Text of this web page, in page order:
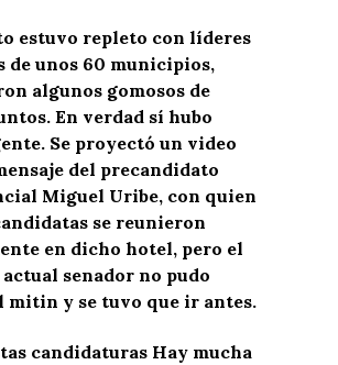
estuvo repleto con líderes
de unos 60 municipios,
algunos gomosos de
En verdad sí hubo
Se proyectó un video
del precandidato
Miguel Uribe, con quien
se reunieron
en dicho hotel, pero el
senador no pudo
mitin y se tuvo que ir antes.
candidaturas Hay mucha